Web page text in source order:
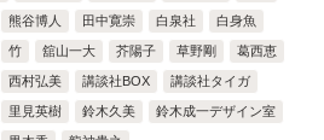
熊谷博人 田中寛崇 白泉社 白身魚
竹 舘山一大 芥陽子 草野剛 葛西恵
西村弘美 講談社BOX 講談社タイガ
里見英樹 鈴木久美 鈴木成一デザイン室